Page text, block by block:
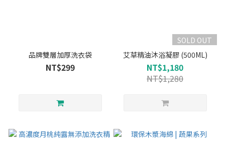
品牌雙層加厚洗衣袋
NT$299
SOLD OUT
艾草精油沐浴凝膠 (500ML)
NT$1,180
NT$1,280